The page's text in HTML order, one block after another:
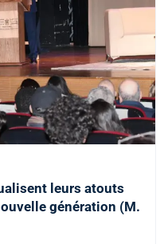
leurs atouts
génération (M.